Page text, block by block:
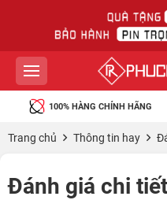
100% HÀNG CHÍNH HÃNG
Trang chủ Thông tin hay
Đánh giá chi